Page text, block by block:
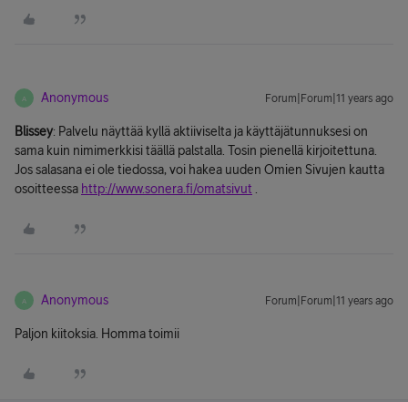
A Anonymous Forum|Forum|11 years ago
Blissey: Palvelu näyttää kyllä aktiiviselta ja käyttäjätunnuksesi on
sama kuin nimimerkkisi täällä palstalla. Tosin pienellä kirjoitettuna.
Jos salasana ei ole tiedossa, voi hakea uuden Omien Sivujen kautta
osoitteessa http://www.sonera.fi/omatsivut
A Anonymous Forum|Forum|11 years ago
Paljon kiitoksia. Homma toimii